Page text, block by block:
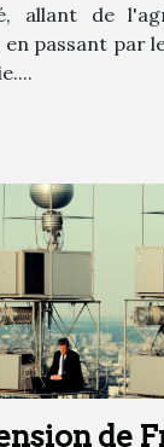
allant de
en passant par
de